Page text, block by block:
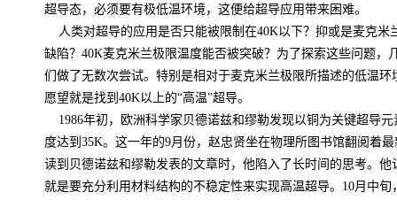
超导态，必须要有极低温环境，这便给超导应用带来困难。
人类对超导的应用是否只能被限制在40K以下？抑或是麦克米
缺陷？ 40K麦克米兰极限温度能否被突破？为了探索这些问题，
们做了无数次尝试。特别是相对于麦克米兰极限所描述的低温
愿望就是找到 40K以上的“高温”超导。
1986年初，欧洲科学家贝德诺兹和缪勒发现以铜为关键超导
度达到 35K。这一年的9月份，赵忠贤坐在物理所图书馆翻阅着
读到贝德诺兹和缪勒发表的文章时，他陷入了长时间的思考。
就是要充分利用材料结构的不稳定性来实现高温超导。 10月中旬